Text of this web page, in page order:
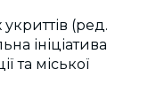
(ред.
ініціатива
та міської